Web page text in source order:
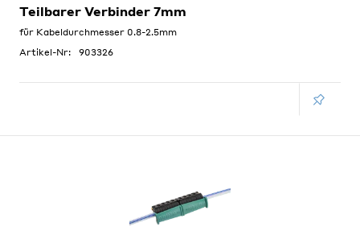
Teilbarer Verbinder 7mm
für Kabeldurchmesser 0.8-2.5mm
Artikel-Nr:
903326